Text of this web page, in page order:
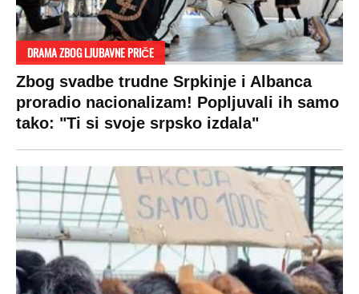
DRAMA ZBOG LJUBAVNE PRIČE
Zbog svadbe trudne Srpkinje i Albanca
proradio nacionalizam! Popljuvali ih samo
tako: "Ti si svoje srpsko izdala"